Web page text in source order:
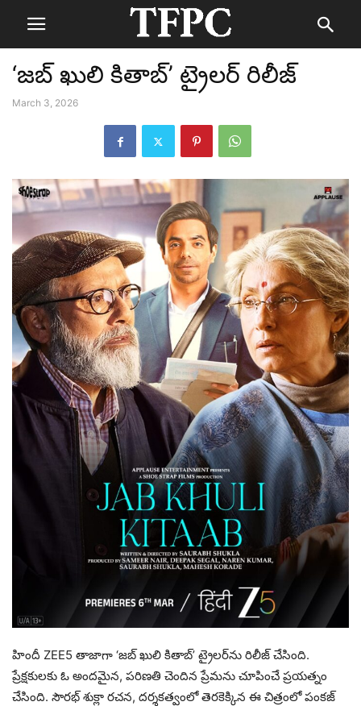
‘జబ్ ఖులి కితాబ్’ ట్రైలర్ రిలీజ్
March 3, 2026
హిందీ ZEE5 తాజాగా ‘జబ్ ఖులి కితాబ్’ ట్రైలర్‌ను రిలీజ్ చేసింది.
ప్రేక్షకులకు ఓ అందమైన, పరిణతి చెందిన ప్రేమను చూపించే ప్రయత్నం
చేసింది. సౌరభ్ శుక్లా రచన, దర్శకత్వంలో తెరకెక్కిన ఈ చిత్రంలో పంకజ్